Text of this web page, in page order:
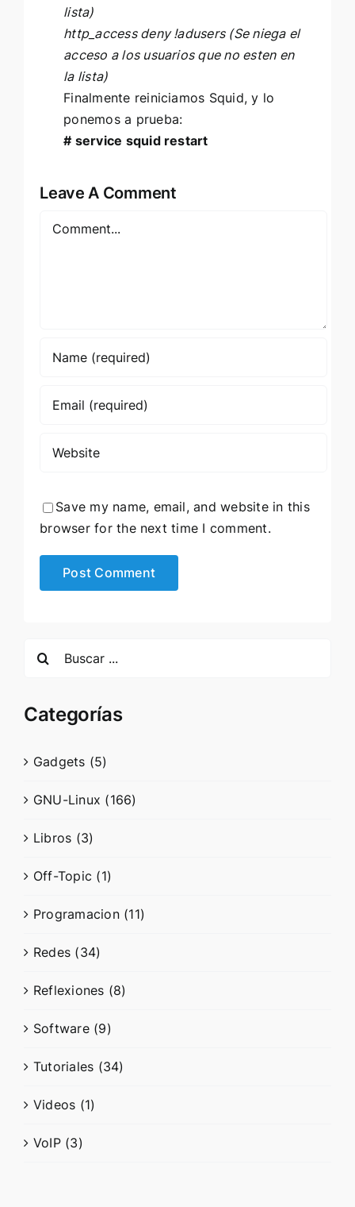
lista)
http_access deny !adusers (Se niega el
acceso a los usuarios que no esten en
la lista)
Finalmente reiniciamos Squid, y lo
ponemos a prueba:
# service squid restart
Leave A Comment
Comment
Save my name, email, and website in this
browser for the next time I comment.
Categorías
Gadgets (5)
GNU-Linux (166)
Libros (3)
Off-Topic (1)
Programacion (11)
Redes (34)
Reflexiones (8)
Software (9)
Tutoriales (34)
Videos (1)
VoIP (3)